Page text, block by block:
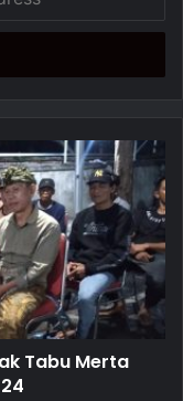
Tabu Merta